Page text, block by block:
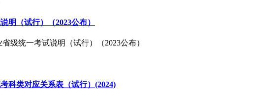
明（试行）（2023公布）
级统一考试说明（试行）（2023公布）
科类对应关系表（试行）(2024)